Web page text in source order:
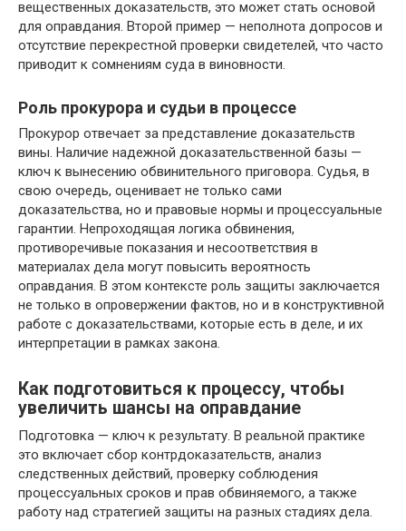
вещественных доказательств, это может стать основой
для оправдания. Второй пример — неполнота допросов и
отсутствие перекрестной проверки свидетелей, что часто
приводит к сомнениям суда в виновности.
Роль прокурора и судьи в процессе
Прокурор отвечает за представление доказательств
вины. Наличие надежной доказательственной базы —
ключ к вынесению обвинительного приговора. Судья, в
свою очередь, оценивает не только сами
доказательства, но и правовые нормы и процессуальные
гарантии. Непроходящая логика обвинения,
противоречивые показания и несоответствия в
материалах дела могут повысить вероятность
оправдания. В этом контексте роль защиты заключается
не только в опровержении фактов, но и в конструктивной
работе с доказательствами, которые есть в деле, и их
интерпретации в рамках закона.
Как подготовиться к процессу, чтобы
увеличить шансы на оправдание
Подготовка — ключ к результату. В реальной практике
это включает сбор контрдоказательств, анализ
следственных действий, проверку соблюдения
процессуальных сроков и прав обвиняемого, а также
работу над стратегией защиты на разных стадиях дела.